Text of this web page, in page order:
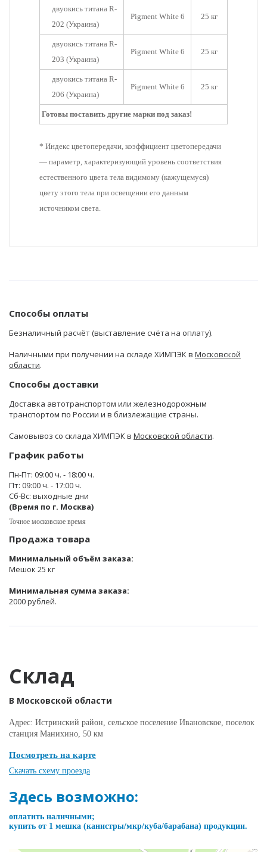
двуокись титана R-
202 (Украина)
Pigment White 6 25 кг
двуокись титана R-
203 (Украина)
Pigment White 6 25 кг
двуокись титана R-
206 (Украина)
Pigment White 6 25 кг
Готовы поставить другие марки под заказ!
* Индекс цветопередачи, коэффициент цветопередачи
— параметр, характеризующий уровень соответствия
естественного цвета тела видимому (кажущемуся)
цвету этого тела при освещении его данным
источником света.
Способы оплаты
Безналичный расчёт (выставление счёта на оплату).
Наличными при получении на складе ХИМПЭК в Московской
области.
Способы доставки
Доставка автотранспортом или железнодорожным
транспортом по России и в близлежащие страны.
Самовывоз со склада ХИМПЭК в Московской области.
График работы
Пн-Пт: 09:00 ч. - 18:00 ч.
Пт: 09:00 ч. - 17:00 ч.
Сб-Вс: выходные дни
(Время по г. Москва)
Точное московское время
Продажа товара
Минимальный объём заказа:
Мешок 25 кг
Минимальная сумма заказа:
2000 рублей.
Склад
В Московской области
Адрес: Истринский район, сельское поселение Ивановское, поселок
станция Манихино, 50 км
Посмотреть на карте
Скачать схему проезда
Здесь возможно:
оплатить наличными;
купить от 1 мешка (канистры/мкр/куба/барабана) продукции.